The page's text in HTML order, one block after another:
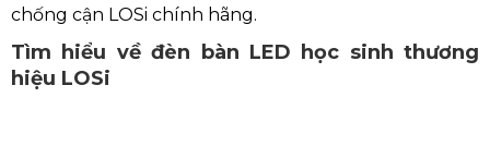
chống cận LOSi chính hãng.
Tìm hiểu về đèn bàn LED học sinh thương
hiệu LOSi